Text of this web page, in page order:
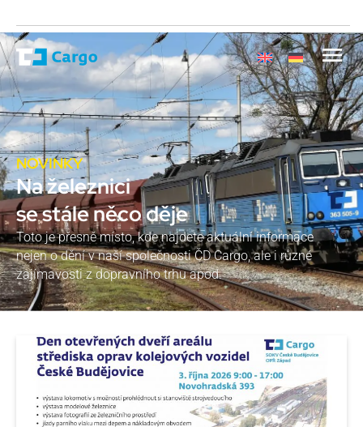
NOVINKY
Na železnici
se stále něco děje
Toto je přesně místo, kde najdete aktuální informace
nejen o dění v naší společnosti ČD Cargo, ale i různé
zajímavosti z dopravního trhu apod.